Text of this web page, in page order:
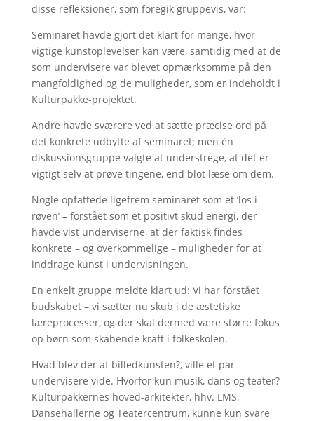
disse refleksioner, som foregik gruppevis, var:
Seminaret havde gjort det klart for mange, hvor
vigtige kunstoplevelser kan være, samtidig med at de
som undervisere var blevet opmærksomme på den
mangfoldighed og de muligheder, som er indeholdt i
Kulturpakke-projektet.
Andre havde sværere ved at sætte præcise ord på
det konkrete udbytte af seminaret; men én
diskussionsgruppe valgte at understrege, at det er
vigtigt selv at prøve tingene, end blot læse om dem.
Nogle opfattede ligefrem seminaret som et ’los i
røven’ – forstået som et positivt skud energi, der
havde vist underviserne, at der faktisk findes
konkrete – og overkommelige – muligheder for at
inddrage kunst i undervisningen.
En enkelt gruppe meldte klart ud: Vi har forstået
budskabet – vi sætter nu skub i de æstetiske
læreprocesser, og der skal dermed være større fokus
op børn som skabende kraft i folkeskolen.
Hvad blev der af billedkunsten?, ville et par
undervisere vide. Hvorfor kun musik, dans og teater?
Kulturpakkernes hoved-arkitekter, hhv. LMS,
Dansehallerne og Teatercentrum, kunne kun svare